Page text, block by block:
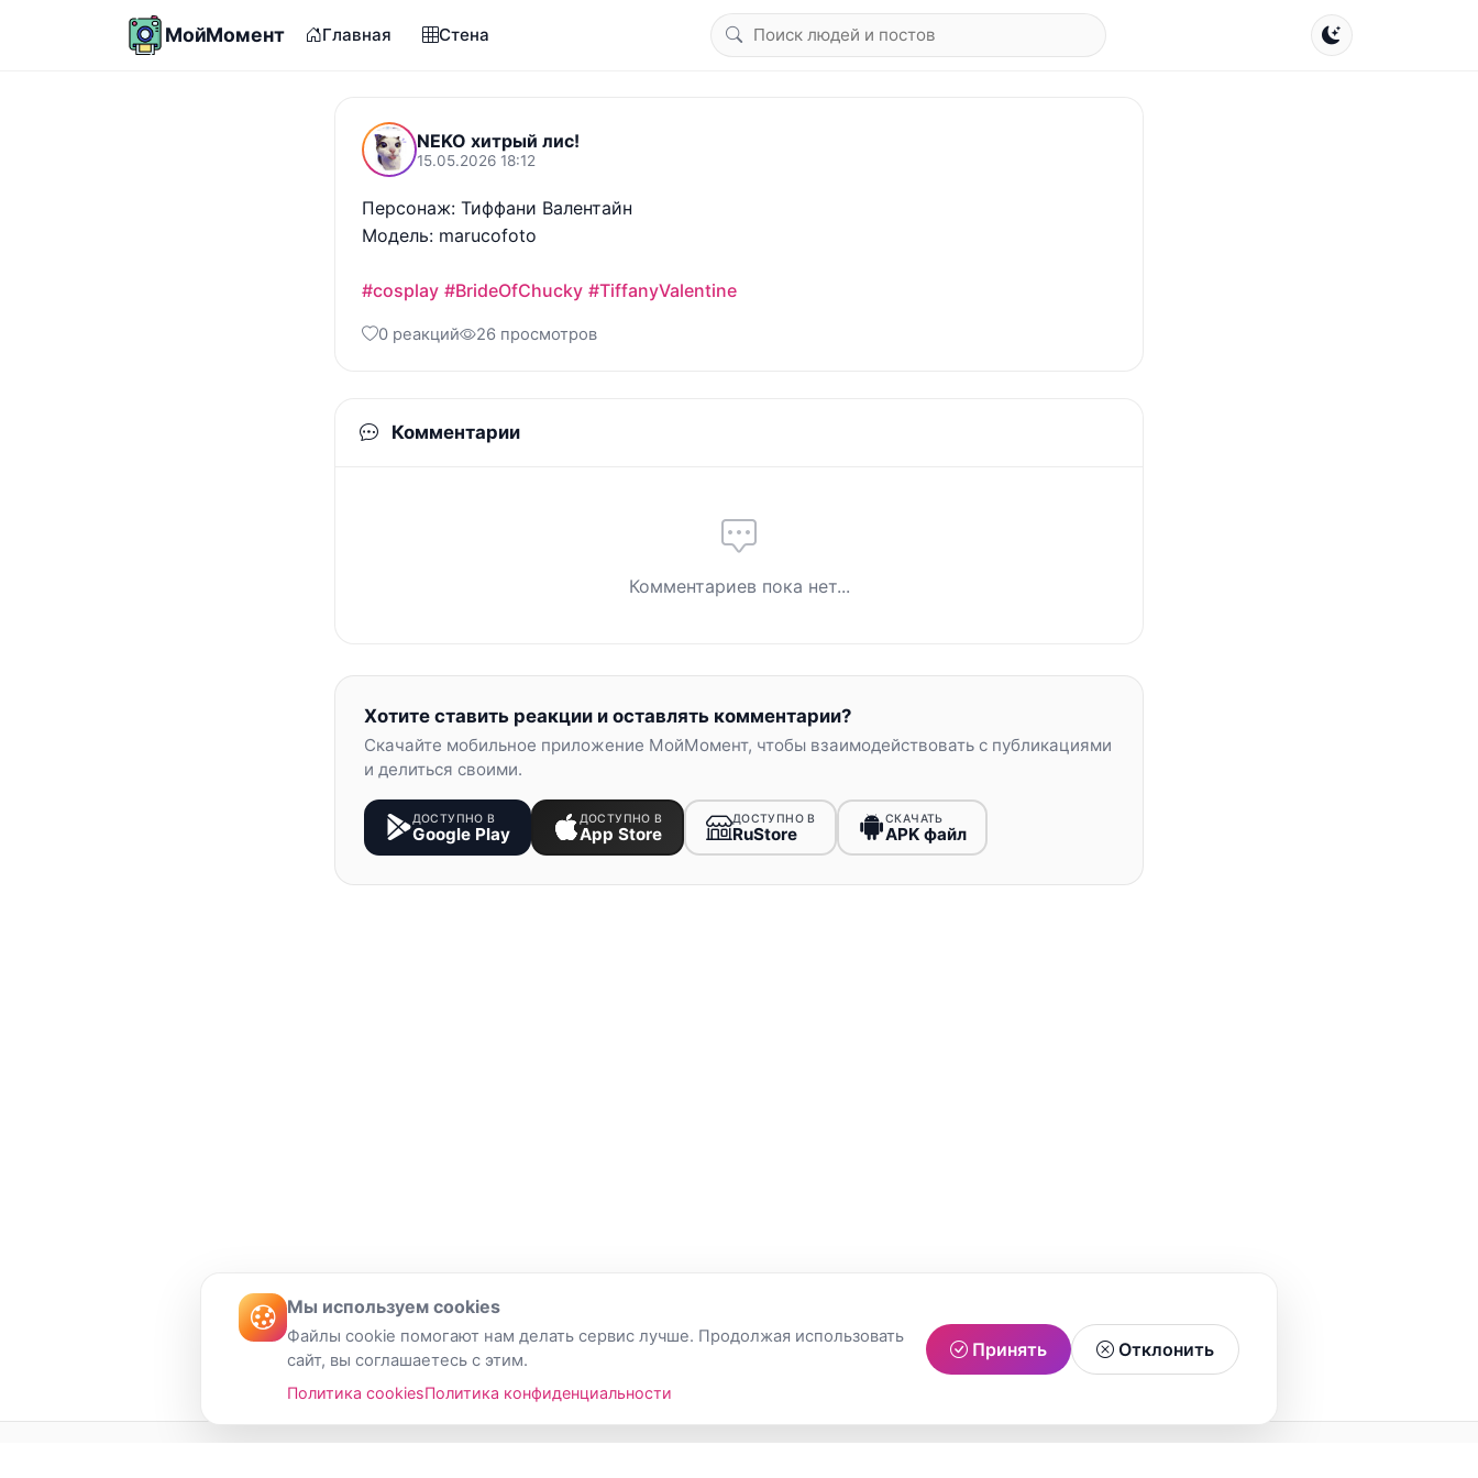
МойМомент Главная Стена
NEKO хитрый лис!
15.05.2026 18:12
Персонаж: Тиффани Валентайн
Модель: marucofoto
#cosplay #BrideOfChucky #TiffanyValentine
0 реакций 26 просмотров
Комментарии
Комментариев пока нет...
Хотите ставить реакции и оставлять комментарии?
Скачайте мобильное приложение МойМомент, чтобы взаимодействовать с публикациями
и делиться своими.
ДОСТУПНО В
Google Play
ДОСТУПНО В
App Store
ДОСТУПНО В
RuStore
СКАЧАТЬ
APK файл
Мы используем cookies
Файлы cookie помогают нам делать сервис лучше. Продолжая использовать
сайт, вы соглашаетесь с этим.
Политика cookiesПолитика конфиденциальности
Принять Отклонить